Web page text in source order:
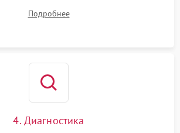
Подробнее
4. Диагностика